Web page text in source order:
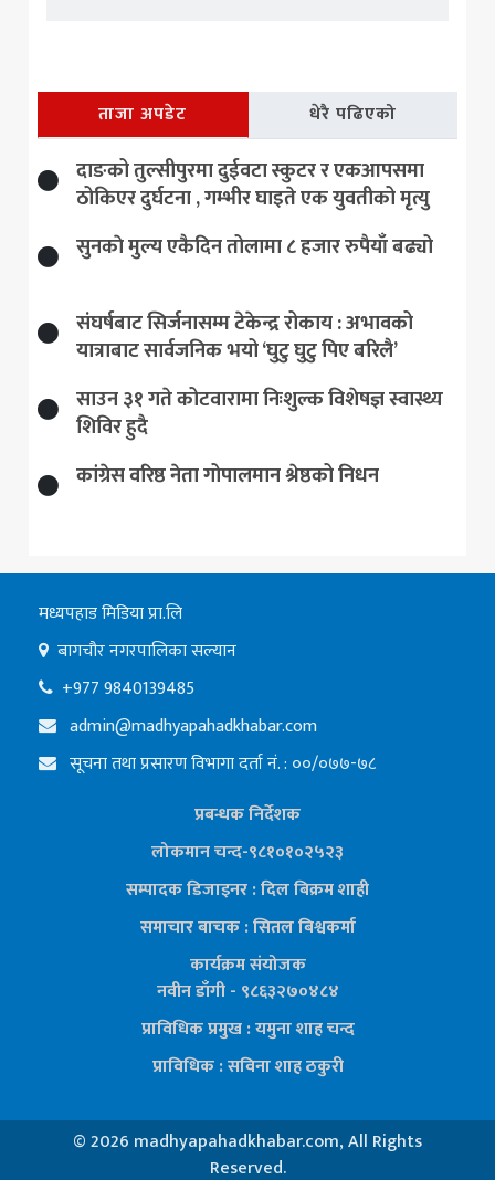
ताजा अपडेट धेरै पढिएको
दाङको तुल्सीपुरमा दुईवटा स्कुटर र एकआपसमा
ठोकिएर दुर्घटना , गम्भीर घाइते एक युवतीको मृत्यु
सुनकाे मुल्य एकैदिन तोलामा ८ हजार रुपैयाँ बढ्यो
संघर्षबाट सिर्जनासम्म टेकेन्द्र रोकाय : अभावको
यात्राबाट सार्वजनिक भयो ‘घुटु घुटु पिए बरिलै’
साउन ३१ गते कोटवारामा निःशुल्क विशेषज्ञ स्वास्थ्य
शिविर हुदै
कांग्रेस वरिष्ठ नेता गोपालमान श्रेष्ठको निधन
मध्यपहाड मिडिया प्रा.लि
बागचौर नगरपालिका सल्यान
+977 9840139485
admin@madhyapahadkhabar.com
सूचना तथा प्रसारण विभागा दर्ता नं. : ००/०७७-७८
प्रबन्धक निर्देशक
लोकमान चन्द-९८१०१०२५२३
सम्पादक डिजाइनर : दिल बिक्रम शाही
समाचार बाचक : सितलबिश्वकर्मा
कार्यक्रम संयोजक
नवीन डाँगी - ९८६३२७०४८४
प्राविधिक प्रमुख : यमुना शाह चन्द
प्राविधिक : सविना शाह ठकुरी
©2026 madhyapahadkhabar.com, All Rights
Reserved.